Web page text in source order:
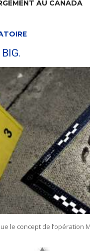
AU CANADA
le concept de l’opération